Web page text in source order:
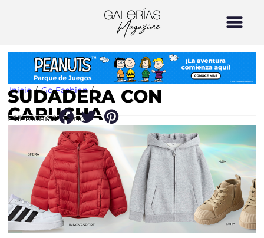
Inicio / Go Fashion /
SUDADERA CON
CAPUCHA
Por Mónica Muñoz
Compártelo en: